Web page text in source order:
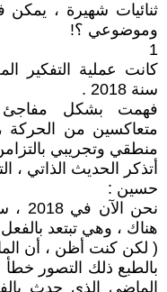
ثنائيات شهيرة ، يمكن
وموضوعي ؟!
1
كانت عملية التفكير
سنة 2018 .
فهمت بشكل مفاجئ
متعاكسين من الحركة
منطقي وتجريبي
أتذكر الحديث الذاتي ،
حسين :
هناك ، وهي تبتعد
( لكن كنت أظن ، أن
الماضي الذي حدث